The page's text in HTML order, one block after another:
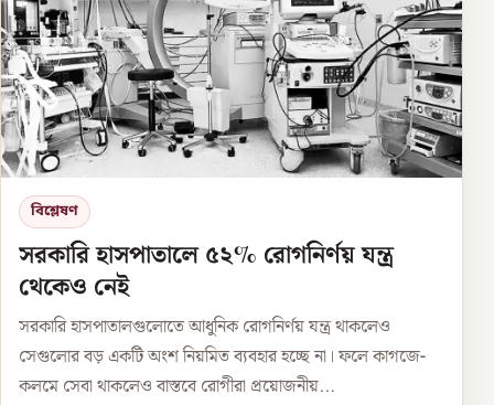
বিশ্লেষণ
সরকারি হাসপাতালে ৫২% রোগনির্ণয় যন্ত্র
থেকেও নেই
সরকারি হাসপাতালগুলোতে আধুনিক রোগনির্ণয় যন্ত্র থাকলেও
সেগুলোর বড় একটি অংশ নিয়মিত ব্যবহার হচ্ছে না। ফলে কাগজে-
কলমে সেবা থাকলেও বাস্তবে রোগীরা প্রয়োজনীয়...